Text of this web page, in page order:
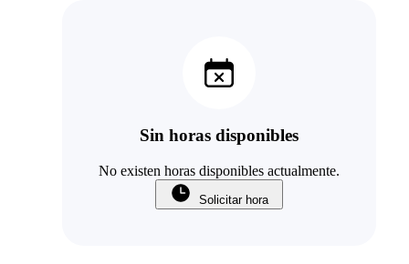
Sin horas disponibles
No existen horas disponibles actualmente.
Solicitar hora